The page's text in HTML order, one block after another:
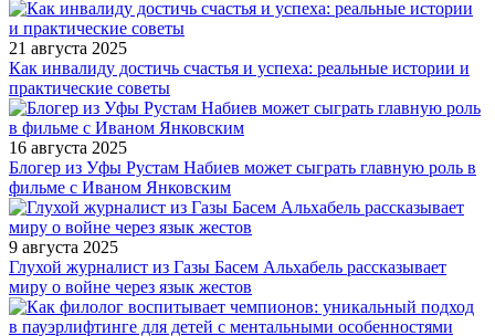
21 августа 2025
Как инвалиду достичь счастья и успеха: реальные истории и
практические советы
16 августа 2025
Блогер из Уфы Рустам Набиев может сыграть главную роль в
фильме с Иваном Янковским
9 августа 2025
Глухой журналист из Газы Басем Альхабель рассказывает
миру о войне через язык жестов